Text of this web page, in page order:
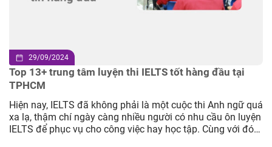
29/09/2024
Top 13+ trung tâm luyện thi IELTS tốt hàng đầu tại
TPHCM
Hiện nay, IELTS đã không phải là một cuộc thi Anh ngữ quá
xa lạ, thậm chí ngày càng nhiều người có nhu cầu ôn luyện
IELTS để phục vụ cho công việc hay học tập. Cùng với đó